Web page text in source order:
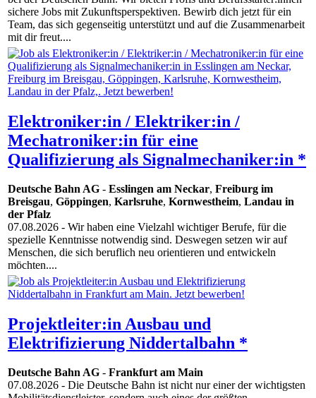
sichere Jobs mit Zukunftsperspektiven. Bewirb dich jetzt für ein
Team, das sich gegenseitig unterstützt und auf die Zusammenarbeit
mit dir freut....
Elektroniker:in / Elektriker:in /
Mechatroniker:in für eine
Qualifizierung als Signalmechaniker:in *
Deutsche Bahn AG - Esslingen am Neckar, Freiburg im
Breisgau, Göppingen, Karlsruhe, Kornwestheim, Landau in
der Pfalz
07.08.2026 - Wir haben eine Vielzahl wichtiger Berufe, für die
spezielle Kenntnisse notwendig sind. Deswegen setzen wir auf
Menschen, die sich beruflich neu orientieren und entwickeln
möchten....
Projektleiter:in Ausbau und
Elektrifizierung Niddertalbahn *
Deutsche Bahn AG - Frankfurt am Main
07.08.2026 - Die Deutsche Bahn ist nicht nur einer der wichtigsten